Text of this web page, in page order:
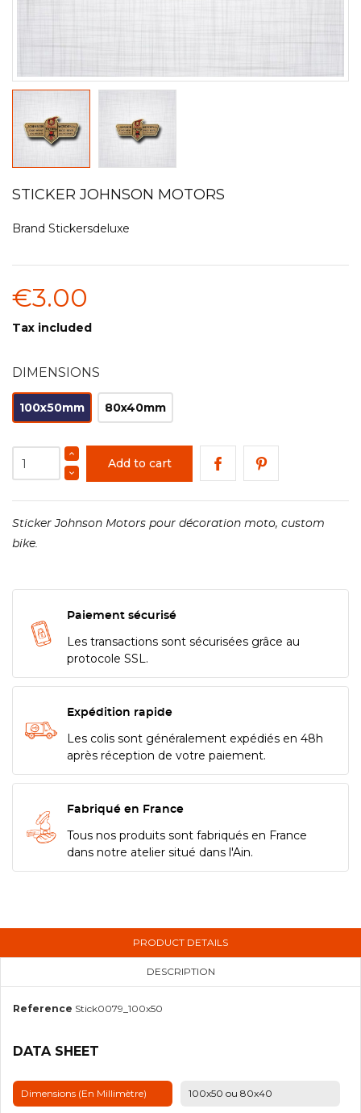
STICKER JOHNSON MOTORS
Brand Stickersdeluxe
€3.00
Tax included
DIMENSIONS
100x50mm 80x40mm
Add to cart
Sticker Johnson Motors pour décoration moto, custom
bike.
Paiement sécurisé
Les transactions sont sécurisées grâce au
protocole SSL.
Expédition rapide
Les colis sont généralement expédiés en 48h
après réception de votre paiement.
Fabriqué en France
Tous nos produits sont fabriqués en France
dans notre atelier situé dans l'Ain.
PRODUCT DETAILS
DESCRIPTION
Reference Stick0079_100x50
DATA SHEET
Dimensions (en Millimètre) 100x50 ou 80x40